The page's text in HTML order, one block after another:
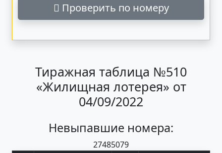
Проверить по номеру
Тиражная таблица №510
«Жилищная лотерея» от
04/09/2022
Невыпавшие номера:
27485079